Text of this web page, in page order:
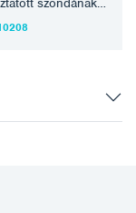
szondának
az adott típusú